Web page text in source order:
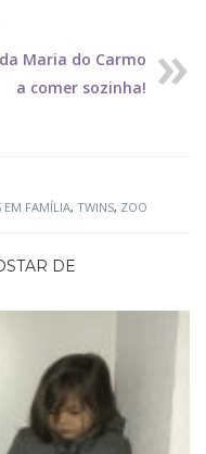
Maria do Carmo
a comer sozinha!
EM FAMÍLIA, TWINS, ZOO
DE